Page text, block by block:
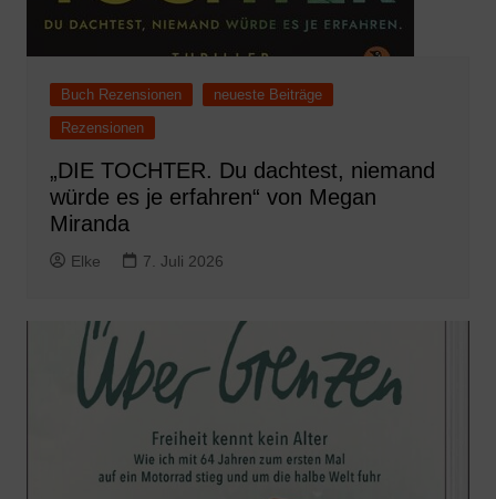
Buch Rezensionen
neueste Beiträge
Rezensionen
„DIE TOCHTER. Du dachtest, niemand
würde es je erfahren“ von Megan
Miranda
Elke 7. Juli 2026